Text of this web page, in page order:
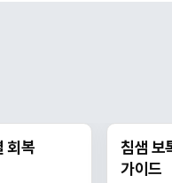
회복
침샘 보
가이드